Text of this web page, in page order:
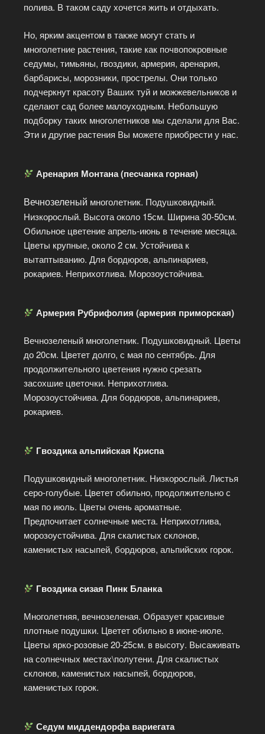
полива. В таком саду хочется жить и отдыхать.
Но, ярким акцентом в также могут стать и
многолетние растения, такие как почвопокровные
седумы, тимьяны, гвоздики, армерия, аренария,
барбарисы, морозники, прострелы. Они только
подчеркнут красоту Ваших туй и можжевельников и
сделают сад более малоуходным. Небольшую
подборку таких многолетников мы сделали для Вас.
Эти и другие растения Вы можете приобрести у нас.
Аренария Монтана (песчанка горная)
Вечнозеленый многолетник. Подушковидный.
Низкорослый. Высота около 15см. Ширина 30-50см.
Обильное цветение апрель-июнь в течение месяца.
Цветы крупные, около 2 см. Устойчива к
вытаптыванию. Для бордюров, альпинариев,
рокариев. Неприхотлива. Морозоустойчива.
Армерия Рубрифолия (армерия приморская)
Вечнозеленый многолетник. Подушковидный. Цветы
до 20см. Цветет долго, с мая по сентябрь. Для
продолжительного цветения нужно срезать
засохшие цветочки. Неприхотлива.
Морозоустойчива. Для бордюров, альпинариев,
рокариев.
Гвоздика альпийская Криспа
Подушковидный многолетник. Низкорослый. Листья
серо-голубые. Цветет обильно, продолжительно с
мая по июль. Цветы очень ароматные.
Предпочитает солнечные места. Неприхотлива,
морозоустойчива. Для скалистых склонов,
каменистых насыпей, бордюров, альпийских горок.
Гвоздика сизая Пинк Бланка
Многолетняя, вечнозеленая. Образует красивые
плотные подушки. Цветет обильно в июне-июле.
Цветы ярко-розовые 20-25см. в высоту. Высаживать
на солнечных местах\полутени. Для скалистых
склонов, каменистых насыпей, бордюров,
каменистых горок.
Седум миддендорфа вариегата